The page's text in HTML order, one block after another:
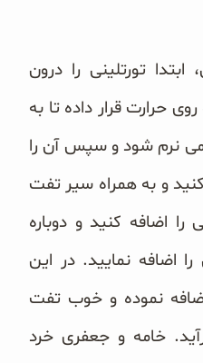
ابتدا تورتلینی را درون
حرارت قرار داده تا به
نرم شود و سپس آن را
کنید و به همراه سیر تفت
اضافه کنید و دوباره
اضافه نمایید. در این
نموده و خوب تفت
خامه و جعفری خرد